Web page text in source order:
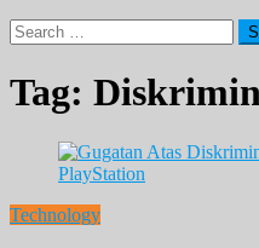
Search
for:
Tag:
Technology